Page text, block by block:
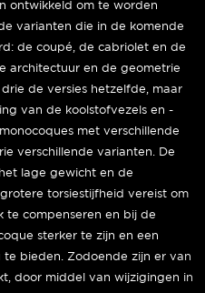
ontwikkeld om te worden
varianten die in de komende
de coupé, de cabriolet en de
architectuur en de geometrie
de versies hetzelfde, maar
van de koolstofvezels en -
met verschillende
verschillende varianten. De
lage gewicht en de
torsiestijfheid vereist om
te compenseren en bij de
sterker te zijn en een
bieden. Zodoende zijn er van
door middel van wijzigingen in